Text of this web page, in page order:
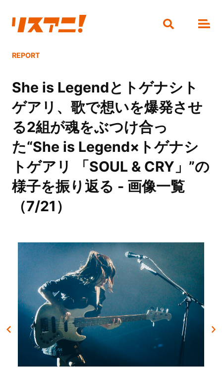
REPORT
She is Legendとトゲナシト
ゲアリ、歌で想いを爆発させ
る2組が魂をぶつけ合っ
た“She is Legend×トゲナシ
トゲアリ 「SOUL & CRY」”の
様子を振り返る - 画像一覧
（7/21）